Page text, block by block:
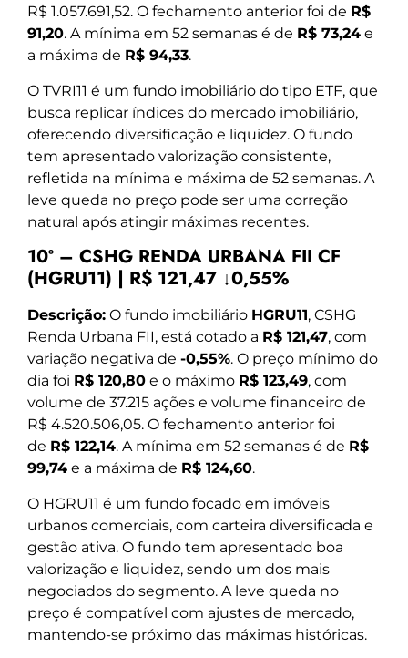
R$ 1.057.691,52. O fechamento anterior foi de R$
91,20. A mínima em 52 semanas é de R$ 73,24 e
a máxima de R$ 94,33.
O TVRI11 é um fundo imobiliário do tipo ETF, que
busca replicar índices do mercado imobiliário,
oferecendo diversificação e liquidez. O fundo
tem apresentado valorização consistente,
refletida na mínima e máxima de 52 semanas. A
leve queda no preço pode ser uma correção
natural após atingir máximas recentes.
10º – CSHG RENDA URBANA FII CF
(HGRU11) | R$ 121,47 ↓0,55%
Descrição: O fundo imobiliário HGRU11, CSHG
Renda Urbana FII, está cotado a R$ 121,47, com
variação negativa de -0,55%. O preço mínimo do
dia foi R$ 120,80 e o máximo R$ 123,49, com
volume de 37.215 ações e volume financeiro de
R$ 4.520.506,05. O fechamento anterior foi
de R$ 122,14. A mínima em 52 semanas é de R$
99,74 e a máxima de R$ 124,60.
O HGRU11 é um fundo focado em imóveis
urbanos comerciais, com carteira diversificada e
gestão ativa. O fundo tem apresentado boa
valorização e liquidez, sendo um dos mais
negociados do segmento. A leve queda no
preço é compatível com ajustes de mercado,
mantendo-se próximo das máximas históricas.